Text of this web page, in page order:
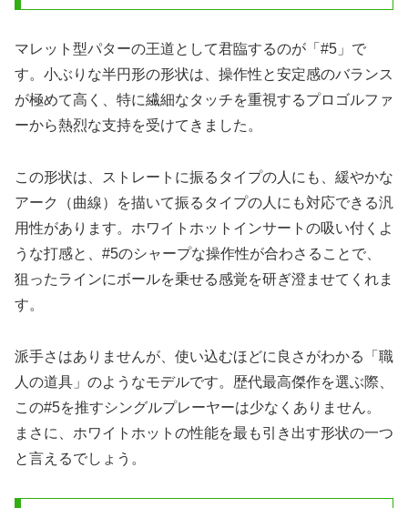
マレット型パターの王道として君臨するのが「#5」で
す。小ぶりな半円形の形状は、操作性と安定感のバランス
が極めて高く、特に繊細なタッチを重視するプロゴルファ
ーから熱烈な支持を受けてきました。
この形状は、ストレートに振るタイプの人にも、緩やかな
アーク（曲線）を描いて振るタイプの人にも対応できる汎
用性があります。ホワイトホットインサートの吸い付くよ
うな打感と、#5のシャープな操作性が合わさることで、
狙ったラインにボールを乗せる感覚を研ぎ澄ませてくれま
す。
派手さはありませんが、使い込むほどに良さがわかる「職
人の道具」のようなモデルです。歴代最高傑作を選ぶ際、
この#5を推すシングルプレーヤーは少なくありません。
まさに、ホワイトホットの性能を最も引き出す形状の一つ
と言えるでしょう。